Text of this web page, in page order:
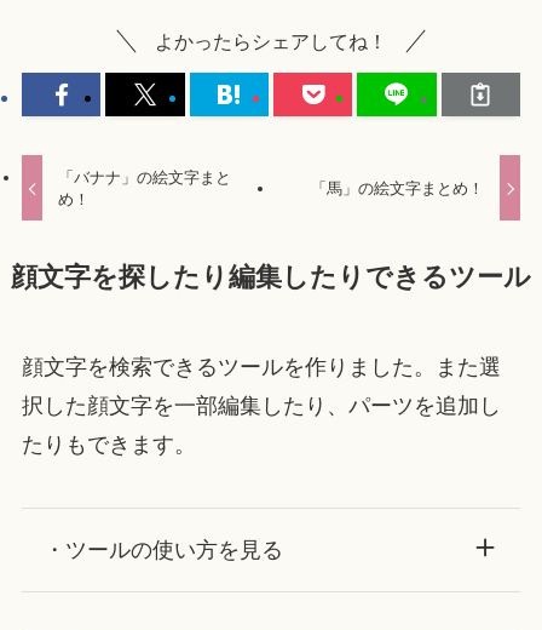
よかったらシェアしてね！
「バナナ」の絵文字まと
め！
「馬」の絵文字まとめ！
顔文字を探したり編集したりできるツール
顔文字を検索できるツールを作りました。また選
択した顔文字を一部編集したり、パーツを追加し
たりもできます。
・ツールの使い方を見る